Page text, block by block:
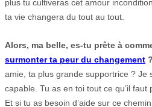
plus tu cultiveras cet amour
ta vie changera du tout au tout.
Alors, ma belle, es-tu prête à
surmonter ta peur du changement ?
amie, ta plus grande supportrice ? Je
capable. Tu as en toi tout ce qu’il faut
Et si tu as besoin d’aide sur ce